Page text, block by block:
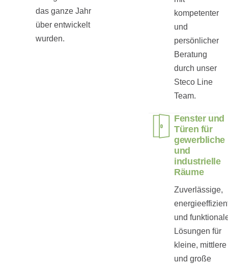
das ganze Jahr
über entwickelt
wurden.
kompetenter
und
persönlicher
Beratung
durch unser
Steco Line
Team.
Fenster und
Türen für
gewerbliche
und
industrielle
Räume
Zuverlässige,
und
Lösungen für
kleine, mittlere
und große